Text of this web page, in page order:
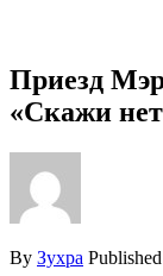
Приезд
«Скажи
By Зухра Published